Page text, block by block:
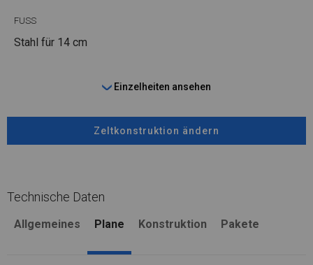
FUSS
Stahl für 14 cm
Einzelheiten ansehen
Zeltkonstruktion ändern
Technische Daten
Allgemeines Plane Konstruktion Pakete